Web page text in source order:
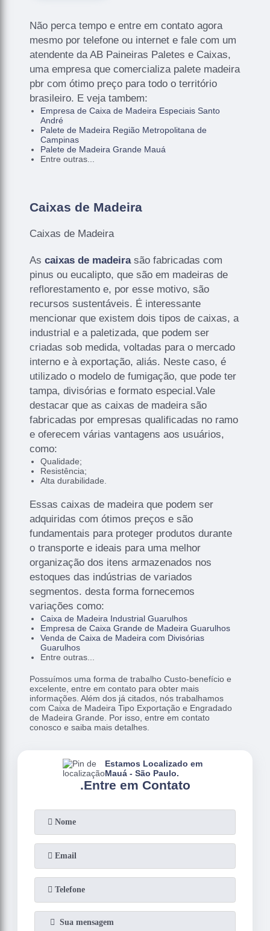
Não perca tempo e entre em contato agora
mesmo por telefone ou internet e fale com um
atendente da AB Paineiras Paletes e Caixas,
uma empresa que comercializa palete madeira
pbr com ótimo preço para todo o território
brasileiro. E veja tambem:
Empresa de Caixa de Madeira Especiais Santo
André
Palete de Madeira Região Metropolitana de
Campinas
Palete de Madeira Grande Mauá
Entre outras...
Caixas de Madeira
Caixas de Madeira
Ascaixas de madeirasão fabricadas com
pinus ou eucalipto, que são em madeiras de
reflorestamento e, por esse motivo, são
recursos sustentáveis. É interessante
mencionar que existem dois tipos de caixas, a
industrial e a paletizada, que podem ser
criadas sob medida, voltadas para o mercado
interno e à exportação, aliás. Neste caso, é
utilizado o modelo de fumigação, que pode ter
tampa, divisórias e formato especial.Vale
destacar que as caixas de madeira são
fabricadas por empresas qualificadas no ramo
e oferecem várias vantagens aos usuários,
como:
Qualidade;
Resistência;
Alta durabilidade.
Essas caixas de madeira que podem ser
adquiridas com ótimos preços e são
fundamentais para proteger produtos durante
o transporte e ideais para uma melhor
organização dos itens armazenados nos
estoques das indústrias de variados
segmentos. desta forma fornecemos
variações como:
Caixa de Madeira Industrial Guarulhos
Empresa de Caixa Grande de Madeira Guarulhos
Venda de Caixa de Madeira com Divisórias
Guarulhos
Entre outras...
Possuímos uma forma de trabalho Custo-benefício e
excelente, entre em contato para obter mais
informações. Além dos já citados, nós trabalhamos
com Caixa de Madeira Tipo Exportação e Engradado
de Madeira Grande. Por isso, entre em contato
conosco e saiba mais detalhes.
.Entre em Contato
Estamos Localizado em
Mauá - São Paulo.